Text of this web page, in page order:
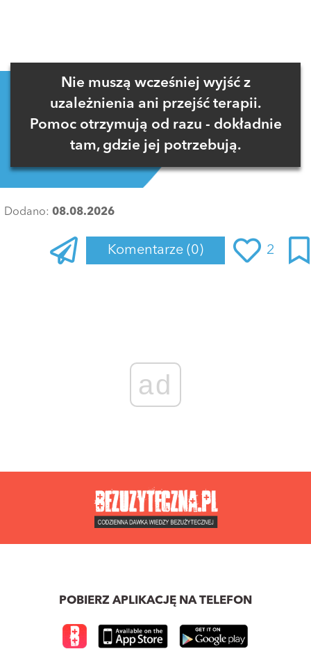
Nie muszą wcześniej wyjść z
uzależnienia ani przejść terapii.
Pomoc otrzymują od razu - dokładnie
tam, gdzie jej potrzebują.
Dodano: 08.08.2026
Komentarze (0) 2
ad
POBIERZ APLIKACJĘ NA TELEFON